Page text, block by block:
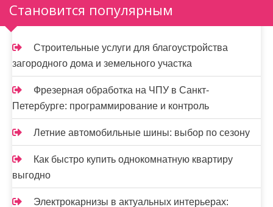
Становится популярным
Строительные услуги для благоустройства
загородного дома и земельного участка
Фрезерная обработка на ЧПУ в Санкт-
Петербурге: программирование и контроль
Летние автомобильные шины: выбор по сезону
Как быстро купить однокомнатную квартиру
выгодно
Электрокарнизы в актуальных интерьерах: